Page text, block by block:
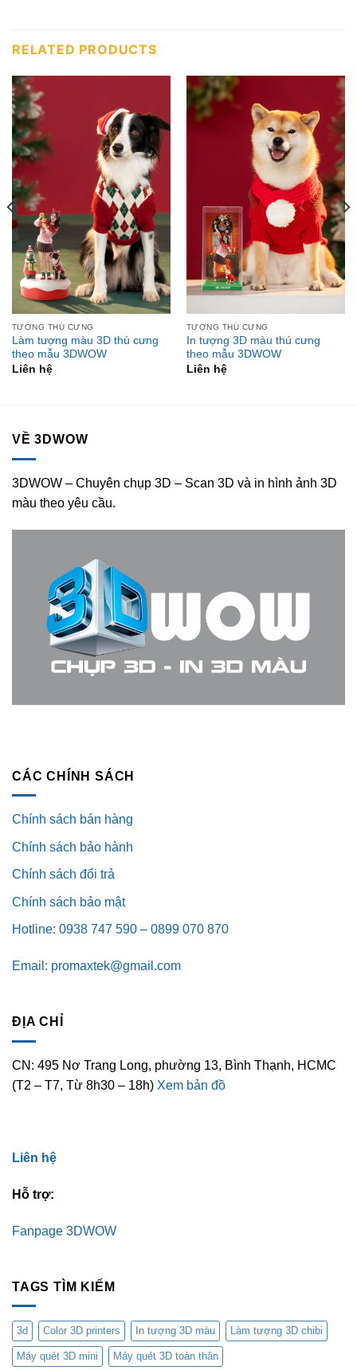
RELATED PRODUCTS
TƯỢNG THÚ CƯNG
Làm tượng màu 3D thú cưng
theo mẫu 3DWOW
Liên hệ
TƯỢNG THÚ CƯNG
In tượng 3D màu thú cưng
theo mẫu 3DWOW
Liên hệ
VỀ 3DWOW
3DWOW – Chuyên chụp 3D – Scan 3D và in hình ảnh 3D
màu theo yêu cầu.
CÁC CHÍNH SÁCH
Chính sách bán hàng
Chính sách bảo hành
Chính sách đổi trả
Chính sách bảo mật
Hotline: 0938 747 590 – 0899 070 870
Email: promaxtek@gmail.com
ĐỊA CHỈ
CN: 495 Nơ Trang Long, phường 13, Bình Thạnh, HCMC
(T2 – T7, Từ 8h30 – 18h) Xem bản đồ
Liên hệ
Hỗ trợ:
Fanpage 3DWOW
TAGS TÌM KIẾM
3d Color 3D printers In tượng 3D màu Làm tượng 3D chibi
Máy quét 3D mini Máy quét 3D toàn thân